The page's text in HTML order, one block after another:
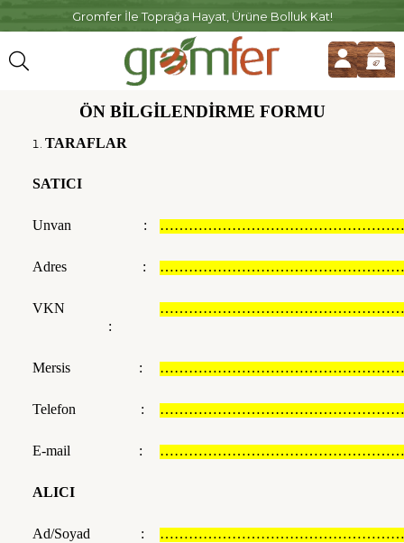
Gromfer İle Toprağa Hayat, Ürüne Bolluk Kat!
ÖN BİLGİLENDİRME FORMU
TARAFLAR
SATICI
Unvan :
Adres :
VKN
:
Mersis :
Telefon :
E-mail :
ALICI
Ad/Soyad :